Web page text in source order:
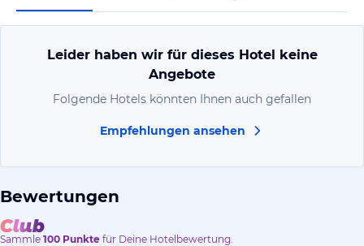
Leider haben wir für dieses Hotel keine
Angebote
Folgende Hotels könnten Ihnen auch gefallen
Empfehlungen ansehen
Bewertungen
Sammle 100 Punkte für Deine Hotelbewertung.